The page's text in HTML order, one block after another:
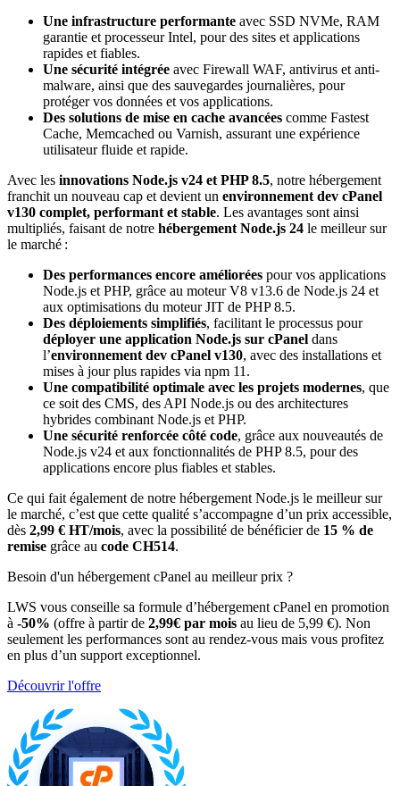
Une infrastructure performante avec SSD NVMe, RAM
garantie et processeur Intel, pour des sites et applications
rapides et fiables.
Une sécurité intégrée avec Firewall WAF, antivirus et anti-
malware, ainsi que des sauvegardes journalières, pour
protéger vos données et vos applications.
Des solutions de mise en cache avancées comme Fastest
Cache, Memcached ou Varnish, assurant une expérience
utilisateur fluide et rapide.
Avec les innovations Node.js v24 et PHP 8.5, notre hébergement
franchit un nouveau cap et devient un environnement dev cPanel
v130 complet, performant et stable. Les avantages sont ainsi
multipliés, faisant de notre hébergement Node.js 24 le meilleur sur
le marché :
Des performances encore améliorées pour vos applications
Node.js et PHP, grâce au moteur V8 v13.6 de Node.js 24 et
aux optimisations du moteur JIT de PHP 8.5.
Des déploiements simplifiés, facilitant le processus pour
déployer une application Node.js sur cPanel dans
l’environnement dev cPanel v130, avec des installations et
mises à jour plus rapides via npm 11.
Une compatibilité optimale avec les projets modernes, que
ce soit des CMS, des API Node.js ou des architectures
hybrides combinant Node.js et PHP.
Une sécurité renforcée côté code, grâce aux nouveautés de
Node.js v24 et aux fonctionnalités de PHP 8.5, pour des
applications encore plus fiables et stables.
Ce qui fait également de notre hébergement Node.js le meilleur sur
le marché, c’est que cette qualité s’accompagne d’un prix accessible,
dès 2,99 € HT/mois, avec la possibilité de bénéficier de 15 % de
remise grâce au code CH514.
Besoin d'un hébergement cPanel au meilleur prix ?
LWS vous conseille sa formule d’hébergement cPanel en promotion
à -50% (offre à partir de 2,99€ par mois au lieu de 5,99 €). Non
seulement les performances sont au rendez-vous mais vous profitez
en plus d’un support exceptionnel.
Découvrir l'offre